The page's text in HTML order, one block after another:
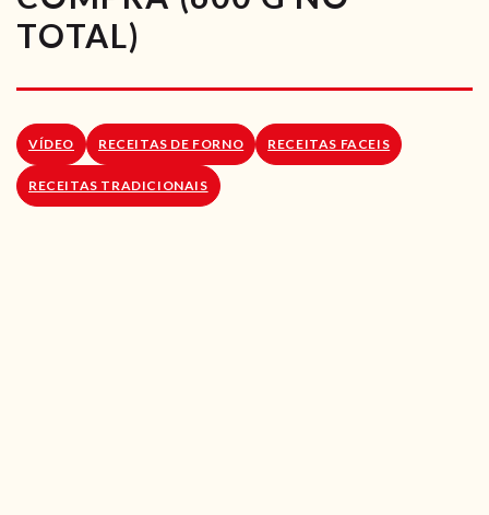
RECEITAS VEGGIE
LOJA ONLINE
TOTAL)
VÍDEO RECEITAS DE FORNO RECEITAS FACEIS
RECEITAS TRADICIONAIS